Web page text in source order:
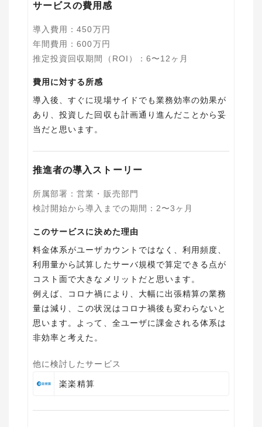
サービスの費用感
導入費用 ：450万円
年間費用 ：600万円
推定投資回収期間（ROI）
： 6〜12ヶ月
費用に対する所感
導入後、すぐに現場サイドでも業務効率の効果が
あり、投資した回収も計画通り進んだことから妥
当だと思います。
推進者の導入ストーリー
所属部署 ：営業・販売部門
検討開始から導入までの期間 ： 2〜3ヶ月
このサービスに決めた理由
料金体系がユーザカウントではなく、利用頻度、
利用量から試算したサーバ規模で算定できる点が
コスト面で大きなメリットだと思います。
例えば、コロナ禍により、大幅に出張精算の業務
量は減り、この状況はコロナ禍後も変わらないと
思います。よって、全ユーザに課金される体系は
非効率と考えた。
他に検討したサービス
楽楽精算